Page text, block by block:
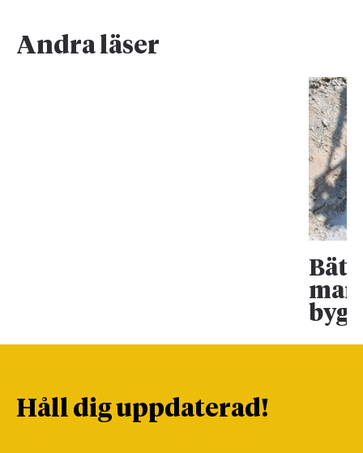
Andra läser
Håll dig uppdaterad!